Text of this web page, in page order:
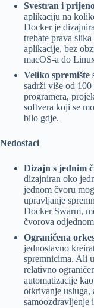
Svestran i
aplikaciju na
Docker je
trebate prava
aplikacije, bez
macOS-a do
Veliko spremište
sadrži više od
programera,
softvera koji se
bilo gdje.
Nedostaci
Dizajn s jednim
dizajniran oko
jednom čvoru
upravljanje
Docker Swarm,
čvorova
Ograničena
jednostavno
spremnicima. Ali
relativno
automatizacije
otkrivanje usluga,
samoozdravljenje